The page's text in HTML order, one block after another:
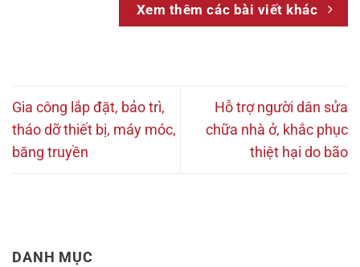
Xem thêm các bài viết khác
Gia công lắp đặt, bảo trì,
tháo dỡ thiết bị, máy móc,
băng truyền
Hỗ trợ người dân sửa
chữa nhà ở, khắc phục
thiệt hại do bão
DANH MỤC